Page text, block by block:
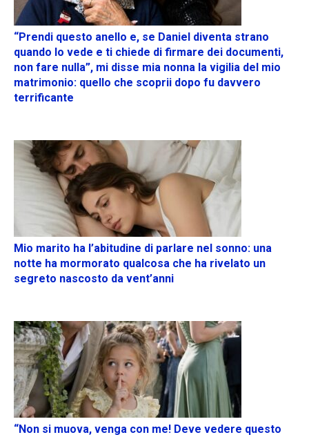
“Prendi questo anello e, se Daniel diventa strano
quando lo vede e ti chiede di firmare dei documenti,
non fare nulla”, mi disse mia nonna la vigilia del mio
matrimonio: quello che scoprii dopo fu davvero
terrificante
Mio marito ha l’abitudine di parlare nel sonno: una
notte ha mormorato qualcosa che ha rivelato un
segreto nascosto da vent’anni
“Non si muova, venga con me! Deve vedere questo